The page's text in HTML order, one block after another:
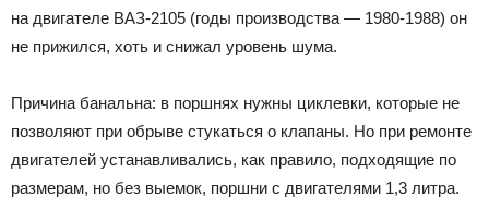
на двигателе ВАЗ-2105 (годы производства — 1980-1988) он
не прижился, хоть и снижал уровень шума.
Причина банальна: в поршнях нужны циклевки, которые не
позволяют при обрыве стукаться о клапаны. Но при ремонте
двигателей устанавливались, как правило, подходящие по
размерам, но без выемок, поршни с двигателями 1,3 литра.